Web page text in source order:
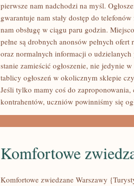
pierwsze nam nadchodzi na myśl.
gwarantuje nam stały dostęp do
nam obsługę w ciągu paru godzin.
pełne są drobnych anonsów pełnych
oraz normalnych informacji o udzielanych
stanie zamieścić ogłoszenie, nie jedynie
tablicy ogłoszeń w okolicznym sklepie
Jeśli tylko mamy coś do zaproponowania,
kontrahentów, uczniów powinniśmy się
Komfortowe
Komfortowe zwiedzane Warszawy